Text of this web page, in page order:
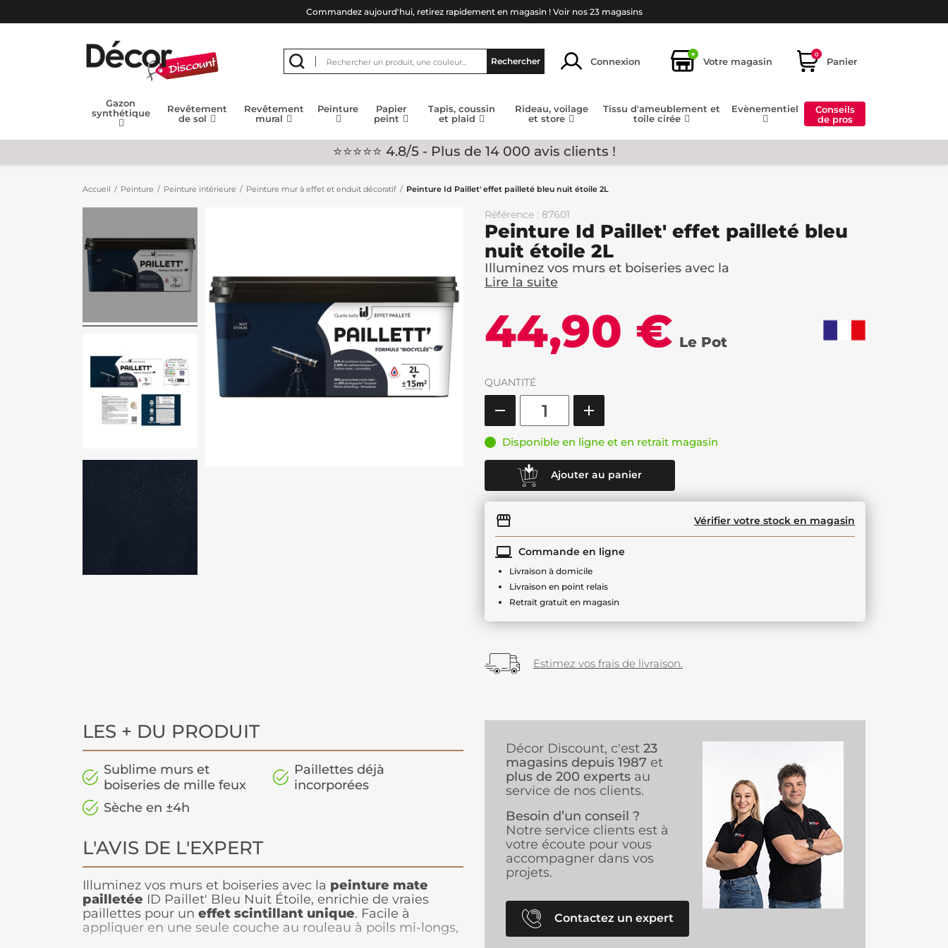
Commandez aujourd'hui, retirez rapidement en magasin ! Voir nos 23 magasins
Rechercher Connexion
+
Votre magasin
0
Panier
Gazon
synthétique
Revêtement
de sol
Revêtement
mural
Peinture
Papier
peint
Tapis, coussin
et plaid
Rideau, voilage
et store
Tissu d'ameublement et
toile cirée
Evènementiel
Conseils
de pros
⭐⭐⭐⭐⭐ 4.8/5 - Plus de 14 000 avis clients !
Accueil Peinture Peinture intérieure Peinture mur à effet et enduit décoratif Peinture Id Paillet' effet pailleté bleu nuit étoile 2L
Référence : 87601
Peinture Id Paillet' effet pailleté bleu
nuit étoile 2L
Illuminez vos murs et boiseries avec la
Lire la suite
44,90 € Le Pot
QUANTITÉ
Disponible en ligne et en retrait magasin
Ajouter au panier
Vérifier votre stock en magasin
Commande en ligne
Livraison à domicile
Livraison en point relais
Retrait gratuit en magasin
Estimez vos frais de livraison.
LES + DU PRODUIT
Sublime murs et
boiseries de mille feux
Paillettes déjà
incorporées
Sèche en ±4h
L'AVIS DE L'EXPERT
Illuminez vos murs et boiseries avec la peinture mate
pailletée ID Paillet' Bleu Nuit Étoile, enrichie de vraies
paillettes pour un effet scintillant unique. Facile à
appliquer en une seule couche au rouleau à poils mi-longs,
Décor Discount, c'est 23
magasins depuis 1987 et
plus de 200 experts au
service de nos clients.
Besoin d’un conseil ?
Notre service clients est à
votre écoute pour vous
accompagner dans vos
projets.
Contactez un expert